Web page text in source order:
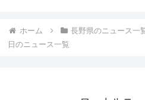
ホーム 長野県のニュース一
日のニュース一覧